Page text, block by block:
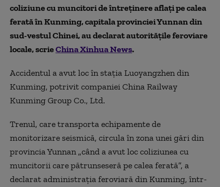
coliziune cu muncitori de întreținere aflați pe calea
ferată în Kunming, capitala provinciei Yunnan din
sud-vestul Chinei, au declarat autoritățile feroviare
locale, scrieChina Xinhua News.
Accidentul a avut loc în stația Luoyangzhen din
Kunming, potrivit companiei China Railway
Kunming Group Co., Ltd.
Trenul, care transporta echipamente de
monitorizare seismică, circula în zona unei gări din
provincia Yunnan „când a avut loc coliziunea cu
muncitorii care pătrunseseră pe calea ferată”, a
declarat administraţia feroviară din Kunming, într-